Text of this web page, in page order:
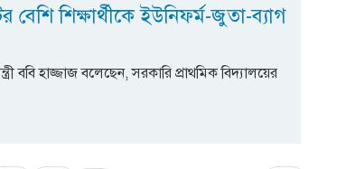
বেশি শিক্ষার্থীকে ইউনিফর্ম-জুতা-ব্যাগ
ববি হাজ্জাজ বলেছেন, সরকারি প্রাথমিক বিদ্যালয়ের